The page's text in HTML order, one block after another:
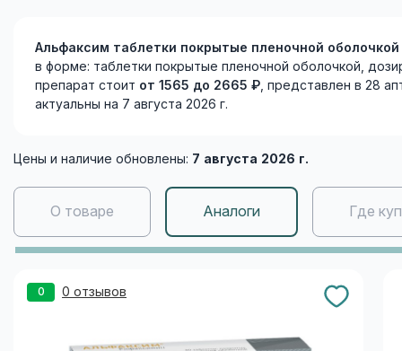
Альфаксим таблетки покрытые пленочной
в форме: таблетки покрытые пленочной оболочкой,
препарат стоит от 1565 до 2665 ₽ , представлен в 28
актуальны на 7 августа 2026 г.
Цены и наличие обновлены: 7 августа 2026 г.
О товаре Аналоги Где
0 0 отзывов